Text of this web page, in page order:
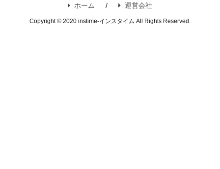
ホーム 運営会社
Copyright © 2020 instime-インスタイム All Rights Reserved.